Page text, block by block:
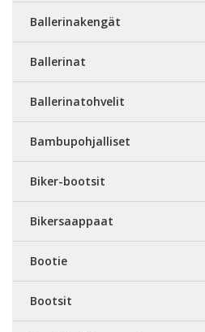
Ballerinakengät
Ballerinat
Ballerinatohvelit
Bambupohjalliset
Biker-bootsit
Bikersaappaat
Bootie
Bootsit